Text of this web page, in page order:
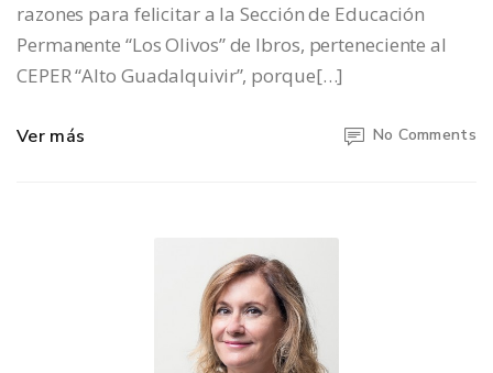
razones para felicitar a la Sección de Educación
Permanente “Los Olivos” de Ibros, perteneciente al
CEPER “Alto Guadalquivir”, porque[…]
Ver más No Comments